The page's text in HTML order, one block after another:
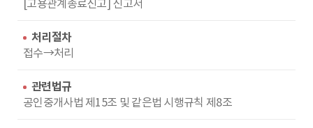
[고용관계종료신고] 신고서
처리절차
접수→처리
관련법규
공인중개사법 제15조 및 같은법 시행규칙 제8조